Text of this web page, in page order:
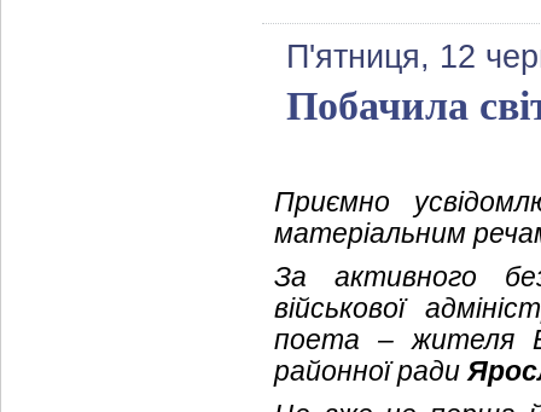
П'ятниця, 12
Побачила
Приємно
матеріальним
За активного
військової
поета – жителя
районної ради